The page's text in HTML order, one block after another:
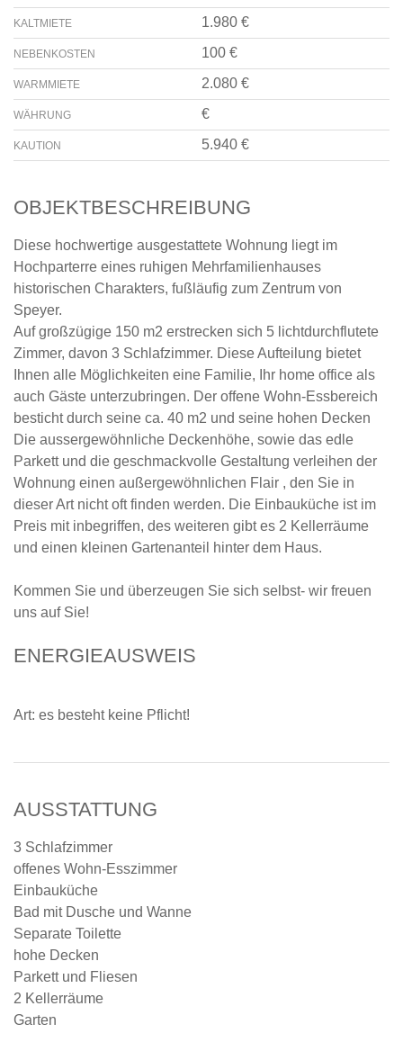
KALTMIETE 1.980 €
NEBENKOSTEN 100 €
WARMMIETE 2.080 €
WÄHRUNG €
KAUTION 5.940 €
OBJEKTBESCHREIBUNG
Diese hochwertige ausgestattete Wohnung liegt im
Hochparterre eines ruhigen Mehrfamilienhauses
historischen Charakters, fußläufig zum Zentrum von
Speyer.
Auf großzügige 150 m2 erstrecken sich 5 lichtdurchflutete
Zimmer, davon 3 Schlafzimmer. Diese Aufteilung bietet
Ihnen alle Möglichkeiten eine Familie, Ihr home office als
auch Gäste unterzubringen. Der offene Wohn-Essbereich
besticht durch seine ca. 40 m2 und seine hohen Decken
Die aussergewöhnliche Deckenhöhe, sowie das edle
Parkett und die geschmackvolle Gestaltung verleihen der
Wohnung einen außergewöhnlichen Flair , den Sie in
dieser Art nicht oft finden werden. Die Einbauküche ist im
Preis mit inbegriffen, des weiteren gibt es 2 Kellerräume
und einen kleinen Gartenanteil hinter dem Haus.
Kommen Sie und überzeugen Sie sich selbst- wir freuen
uns auf Sie!
ENERGIEAUSWEIS
Art: es besteht keine Pflicht!
AUSSTATTUNG
3 Schlafzimmer
offenes Wohn-Esszimmer
Einbauküche
Bad mit Dusche und Wanne
Separate Toilette
hohe Decken
Parkett und Fliesen
2 Kellerräume
Garten